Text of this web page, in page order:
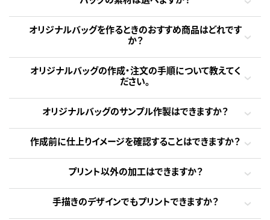
オリジナルバッグを作るときのおすすめ商品はどれです
か？
オリジナルバッグの作成・注文の手順について教えてく
ださい。
オリジナルバッグのサンプル作製はできますか？
作成前に仕上りイメージを確認することはできますか？
プリント以外の加工はできますか？
手描きのデザインでもプリントできますか？